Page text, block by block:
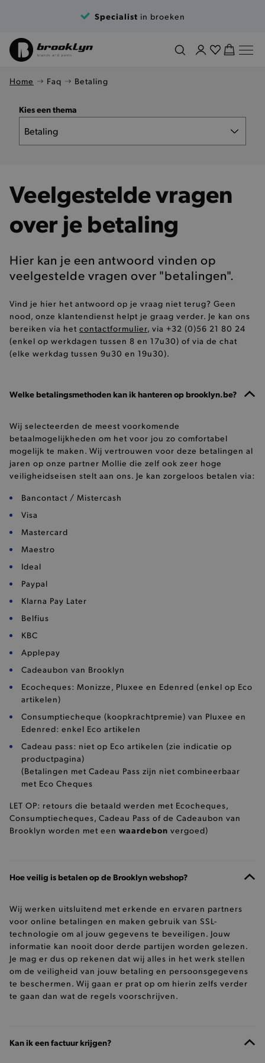
Specialist in broeken
Home Faq Betaling
Kies een thema
Veelgestelde vragen
over je betaling
Hier kan je een antwoord vinden op
veelgestelde vragen over "betalingen".
Vind je hier het antwoord op je vraag niet terug? Geen
nood, onze klantendienst helpt je graag verder. Je kan ons
bereiken via het contactformulier, via +32 (0)56 21 80 24
(enkel op werkdagen tussen 8 en 17u30) of via de chat
(elke werkdag tussen 9u30 en 19u30).
Welke betalingsmethoden kan ik hanteren op brooklyn.be?
Wij selecteerden de meest voorkomende
betaalmogelijkheden om het voor jou zo comfortabel
mogelijk te maken. Wij vertrouwen voor deze betalingen al
jaren op onze partner Mollie die zelf ook zeer hoge
veiligheidseisen stelt aan ons. Je kan zorgeloos betalen via:
Bancontact / Mistercash
Visa
Mastercard
Maestro
Ideal
Paypal
Klarna Pay Later
Belfius
KBC
Applepay
Cadeaubon van Brooklyn
Ecocheques: Monizze, Pluxee en Edenred (enkel op Eco
artikelen)
Consumptiecheque (koopkrachtpremie) van Pluxee en
Edenred: enkel Eco artikelen
Cadeau pass: niet op Eco artikelen (zie indicatie op
productpagina)
(Betalingen met Cadeau Pass zijn niet combineerbaar
met Eco Cheques
LET OP: retours die betaald werden met Ecocheques,
Consumptiecheques, Cadeau Pass of de Cadeaubon van
Brooklyn worden met een waardebon vergoed)
Hoe veilig is betalen op de Brooklyn webshop?
Wij werken uitsluitend met erkende en ervaren partners
voor online betalingen en maken gebruik van SSL-
technologie om al jouw gegevens te beveiligen. Jouw
informatie kan nooit door derde partijen worden gelezen.
Je mag er dus op rekenen dat wij alles in het werk stellen
om de veiligheid van jouw betaling en persoonsgegevens
te beschermen. Wij gaan er prat op om hierin zelfs verder
te gaan dan wat de regels voorschrijven.
Kan ik een factuur krijgen?